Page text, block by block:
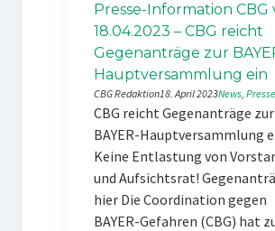
Presse-Information CBG
18.04.2023 – CBG reicht
Gegenanträge zur
Hauptversammlung ein
CBG Redaktion18. April 2023News,
CBG reicht Gegenanträge zur
BAYER-Hauptversammlung
Keine Entlastung von
und Aufsichtsrat!
hier Die Coordination gegen
BAYER-Gefahren (CBG) hat